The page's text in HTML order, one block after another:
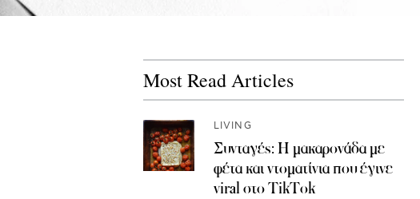
Most Read Articles
LIVING
Συνταγές: H μακαρονάδα με
φέτα και ντοματίνια που έγινε
viral στο TikTok